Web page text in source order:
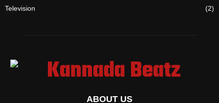
Television
(2)
ABOUT US